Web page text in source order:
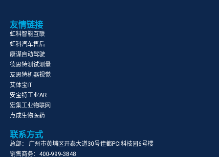
友情链接
虹科智能互联
虹科汽车售后
康谋自动驾驶
德思特测试测量
友思特机器视觉
艾体宝IT
安宝特工业AR
宏集工业物联网
点成生物医药
联系方式
总部： 广州市黄埔区开泰大道30号佳都PCI科技园6号楼
销售商务：400-999-3848